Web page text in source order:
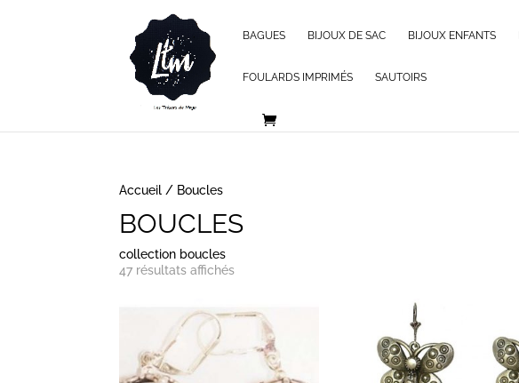
BAGUES BIJOUX DE SAC BIJOUX ENFANTS
FOULARDS IMPRIMÉS SAUTOIRS
Accueil / Boucles
BOUCLES
collection boucles
47 résultats affichés